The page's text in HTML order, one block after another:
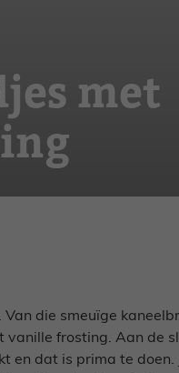
met
Van die smeuïge
vanille frosting. Aan de
en dat is prima te doen.